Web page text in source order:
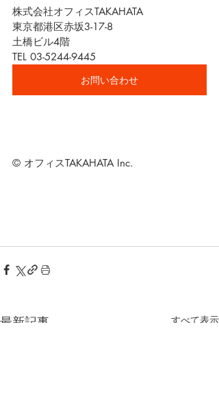
株式会社オフィスTAKAHATA
東京都港区赤坂3-17-8
土橋ビル4階
TEL 03-5244-9445
お問い合わせ
© オフィスTAKAHATA Inc.
最新記事 すべて表示